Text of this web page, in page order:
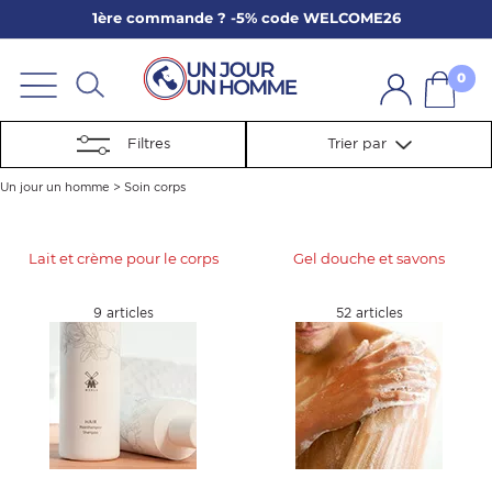
1ère commande ? -5% code WELCOME26
0
LA BARBE
Filtres Trier par
Un jour un homme > Soin corps
Lait et crème pour le corps
9 articles
Gel douche et savons
52 articles